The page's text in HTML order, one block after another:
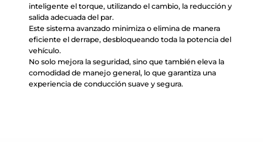
inteligente el torque, utilizando el cambio, la reducción y
salida adecuada del par.
Este sistema avanzado minimiza o elimina de manera
eficiente el derrape, desbloqueando toda la potencia del
vehículo.
No solo mejora la seguridad, sino que también eleva la
comodidad de manejo general, lo que garantiza una
experiencia de conducción suave y segura.